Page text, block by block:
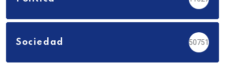
Sociedad 50751